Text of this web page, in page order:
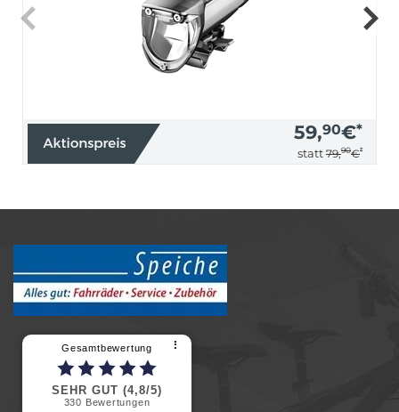
59,90€*
statt 79,90€*
Gesamtbewertung ⠇
SEHR GUT (4,8/5)
330 Bewertungen